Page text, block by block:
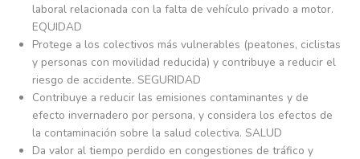
laboral relacionada con la falta de vehículo privado a motor.
EQUIDAD
Protege a los colectivos más vulnerables (peatones, ciclistas
y personas con movilidad reducida) y contribuye a reducir el
riesgo de accidente. SEGURIDAD
Contribuye a reducir las emisiones contaminantes y de
efecto invernadero por persona, y considera los efectos de
la contaminación sobre la salud colectiva. SALUD
Da valor al tiempo perdido en congestiones de tráfico y